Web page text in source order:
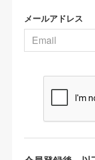
メールアドレス